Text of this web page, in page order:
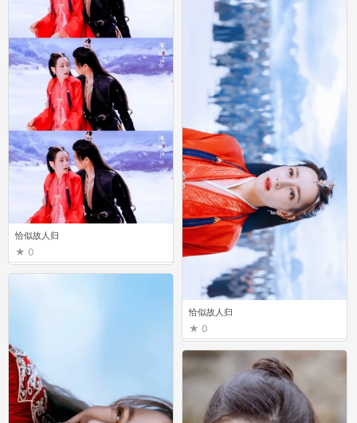
恰似故人归
0
恰似故人归
0